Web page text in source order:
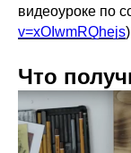
видеоуроке по
v=xOIwmRQhejs)
Что